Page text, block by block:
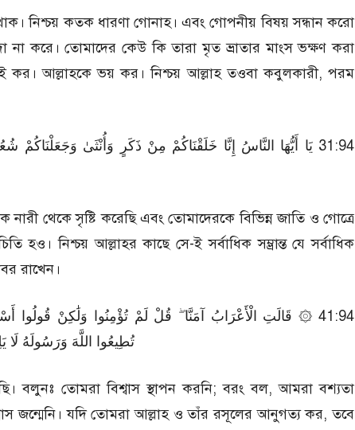
নিশ্চয় কতক ধারণা গোনাহ। এবং গোপনীয় বিষয় সন্ধান করো
না করে। তোমাদের কেউ কি তারা মৃত ভ্রাতার মাংস ভক্ষণ করা
কর। আল্লাহকে ভয় কর। নিশ্চয় আল্লাহ তওবা কবুলকারী, পরম
49:13 يَا أَيُّهَا النَّاسُ إِنَّا خَلَقْنَاكُمْ مِنْ ذَكَرٍ وَأُنْثَىٰ وَجَعَلْنَاكُمْ
থেকে সৃষ্টি করেছি এবং তোমাদেরকে বিভিন্ন জাতি ও গোত্রে
হও। নিশ্চয় আল্লাহর কাছে সে-ই সর্বাধিক সম্ভ্রান্ত যে সর্বাধিক
রাখেন।
49:14 ۞ قَالَتِ الْأَعْرَابُ آمَنَّا ۖ قُلْ لَمْ تُؤْمِنُوا وَلَٰكِنْ قُولُوا
تُطِيعُوا اللَّهَ وَرَسُولَهُ
বলুনঃ তোমরা বিশ্বাস স্থাপন করনি; বরং বল, আমরা বশ্যতা
জন্মেনি। যদি তোমরা আল্লাহ ও তাঁর রসূলের আনুগত্য কর, তবে